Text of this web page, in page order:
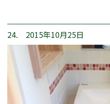
24. 2015年10月25日